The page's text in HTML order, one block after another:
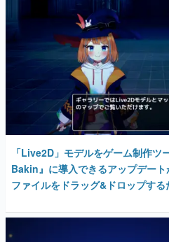
若ゲのいたり〜ゲ
『うつヌケ』『ペンと
一先生によるゲーム業
なんでゲームは面白
ゲーム開発者・
具体的な形から解き明
です。
ゲームが変えた日
の起源や用法の変遷を
イニーP氏が徹底調査。
カテゴリ
「Live2D」モデルをゲーム制作
Bakin』に導入できるアップデート
ファイルをドラッグ&ドロップす